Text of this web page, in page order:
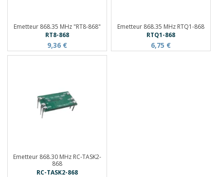
Emetteur 868.35 MHz "RT8-868"
RT8-868
9,36 €
Emetteur 868.35 MHz RTQ1-868
RTQ1-868
6,75 €
Emetteur 868.30 MHz RC-TASK2-
868
RC-TASK2-868